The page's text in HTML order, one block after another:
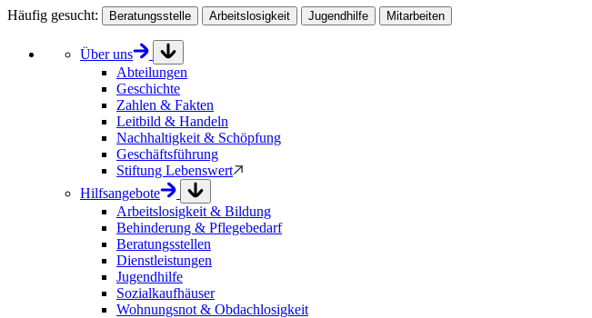
Häufig gesucht: Beratungsstelle Arbeitslosigkeit Jugendhilfe Mitarbeiten
Über uns
Abteilungen
Geschichte
Zahlen & Fakten
Leitbild & Handeln
Nachhaltigkeit & Schöpfung
Geschäftsführung
Stiftung Lebenswert
Hilfsangebote
Arbeitslosigkeit & Bildung
Behinderung & Pflegebedarf
Beratungsstellen
Dienstleistungen
Jugendhilfe
Sozialkaufhäuser
Wohnungsnot & Obdachlosigkeit